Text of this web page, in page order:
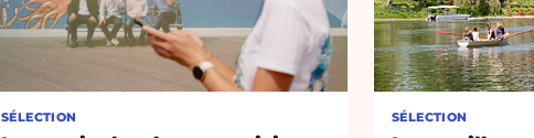
SÉLECTION SÉLECTION